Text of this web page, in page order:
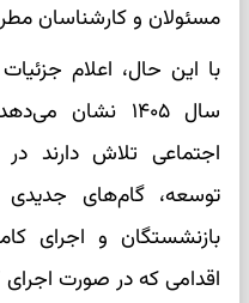
مسئولان و کارشناسان
با این حال، اعلام
سال ۱۴۰۵
اجتماعی تلاش دارند
توسعه، گام‌های
بازنشستگان و اجرای
اقدامی که در صورت اجرای